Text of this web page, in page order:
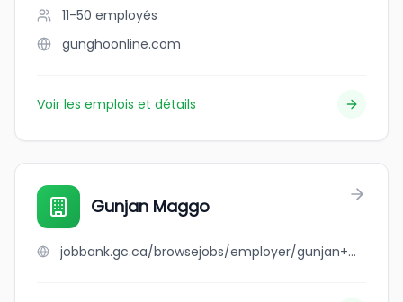
11-50 employés
gunghoonline.com
Voir les emplois et détails
Gunjan Maggo
jobbank.gc.ca/browsejobs/employer/gunjan+maggo/ca